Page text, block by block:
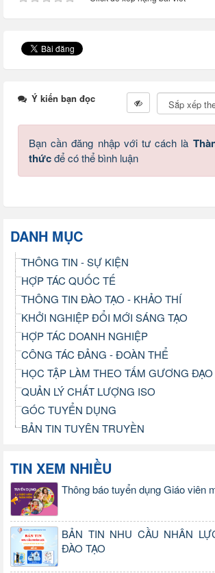
Ý kiến bạn đọc
Bạn cần đăng nhập với tư cách là
thứcđể có thể bình luận
DANH MỤC
THÔNG TIN - SỰ KIỆN
HỢP TÁC QUỐC TẾ
THÔNG TIN ĐÀO TẠO - KHẢO THÍ
KHỞI NGHIỆP ĐỔI MỚI SÁNG TẠO
HỢP TÁC DOANH NGHIỆP
CÔNG TÁC ĐẢNG - ĐOÀN THỂ
HỌC TẬP LÀM THEO TẤM GƯƠNG
QUẢN LÝ CHẤT LƯỢNG ISO
GÓC TUYỂN DỤNG
BẢN TIN TUYÊN TRUYỀN
TIN XEM NHIỀU
Thông báo tuyển dụng Giáo viên
BẢN TIN NHU CẦU NHÂN
ĐÀO TẠO